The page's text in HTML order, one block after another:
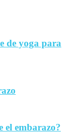
de yoga para
el embarazo?